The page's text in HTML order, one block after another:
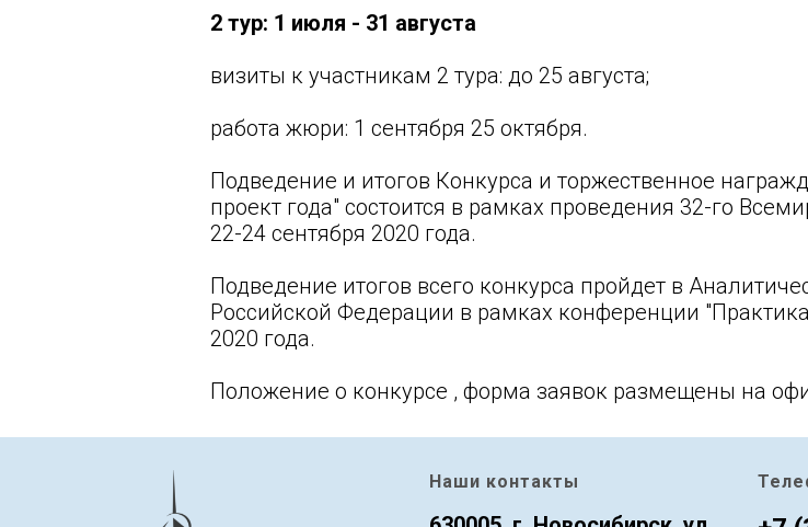
2 тур: 1 июля - 31 августа
визиты к участникам 2 тура: до 25 августа;
работа жюри: 1 сентября 25 октября.
Подведение и итогов Конкурса и торжественное
проект года" состоится в рамках проведения 32-го
22-24 сентября 2020 года.
Подведение итогов всего конкурса пройдет в
Российской Федерации в рамках конференции
2020 года.
Положение о конкурсе , форма заявок размещены на
Наши контакты